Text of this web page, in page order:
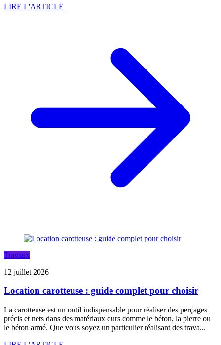
LIRE L'ARTICLE
Travaux
12 juillet 2026
Location carotteuse : guide complet pour choisir
La carotteuse est un outil indispensable pour réaliser des perçages
précis et nets dans des matériaux durs comme le béton, la pierre ou
le béton armé. Que vous soyez un particulier réalisant des trava...